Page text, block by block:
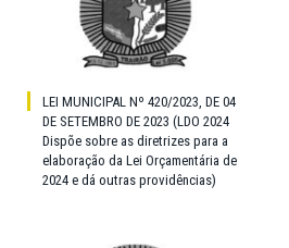
LEI MUNICIPAL Nº 420/2023, DE 04
DE SETEMBRO DE 2023 (LDO 2024
Dispõe sobre as diretrizes para a
elaboração da Lei Orçamentária de
2024 e dá outras providências)